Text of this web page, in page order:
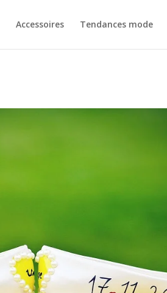
Accessoires Tendances mode